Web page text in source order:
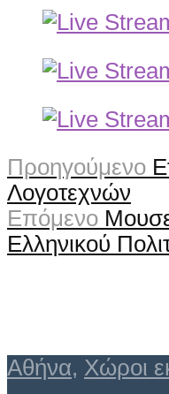
Προηγούμενο
Λογοτεχνών
Επόμενο
Ελληνικού
Αθήνα, Χώροι